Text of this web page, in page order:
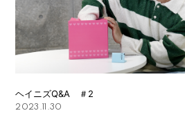
ヘイニズQ&A ＃2
2023.11.30